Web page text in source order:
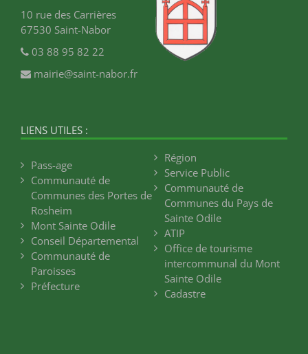
10 rue des Carrières
67530 Saint-Nabor
03 88 95 82 22
mairie@saint-nabor.fr
LIENS UTILES :
Pass-age
Communauté de
Communes des Portes de
Rosheim
Mont Sainte Odile
Conseil Départemental
Communauté de
Paroisses
Préfecture
Région
Service Public
Communauté de
Communes du Pays de
Sainte Odile
ATIP
Office de tourisme
intercommunal du Mont
Sainte Odile
Cadastre